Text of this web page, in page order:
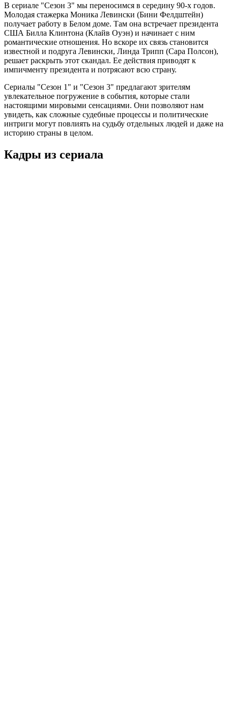
В сериале "Сезон 3" мы переносимся в середину 90-х годов.
Молодая стажерка Моника Левински (Бини Фелдштейн)
получает работу в Белом доме. Там она встречает президента
США Билла Клинтона (Клайв Оуэн) и начинает с ним
романтические отношения. Но вскоре их связь становится
известной и подруга Левински, Линда Трипп (Сара Полсон),
решает раскрыть этот скандал. Ее действия приводят к
импичменту президента и потрясают всю страну.
Сериалы "Сезон 1" и "Сезон 3" предлагают зрителям
увлекательное погружение в события, которые стали
настоящими мировыми сенсациями. Они позволяют нам
увидеть, как сложные судебные процессы и политические
интриги могут повлиять на судьбу отдельных людей и даже на
историю страны в целом.
Кадры из сериалa